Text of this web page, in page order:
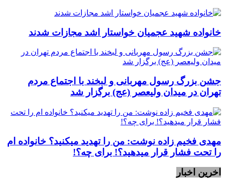
خانواده شهید عجمیان خواستار اشد مجازات شدند
جشن بزرگ رسول مهربانی و لبخند با اجتماع مردم
تهران در میدان ولیعصر (عج) برگزار شد
مهدی فخیم زاده نوشت: من را تهدید میکنید؟ خانواده ام
را‌ تحت فشار قرار میدهید؟! برای چه؟!
اخرین اخبار